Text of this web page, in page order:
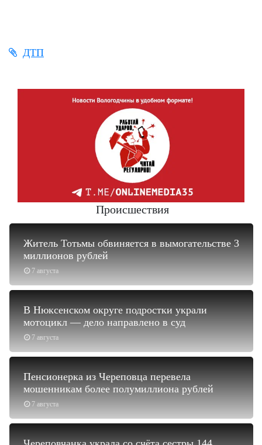
ДТП
Происшествия
7 августа
Житель Тотьмы обвиняется в вымогательстве 3
миллионов рублей
7 августа
В Нюксенском округе подростки украли
мотоцикл — дело направлено в суд
7 августа
Пенсионерка из Череповца перевела
мошенникам более полумиллиона рублей